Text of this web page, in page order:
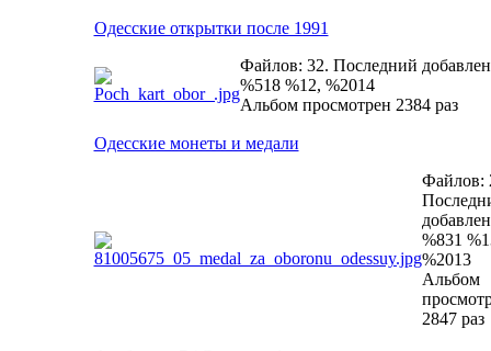
Одесские открытки после 1991
Файлов: 32. Последний
%518 %12, %2014
Альбом просмотрен 2384 раз
Одесские монеты и медали
Файлов:
%831
%2013
Альбом
2847 раз